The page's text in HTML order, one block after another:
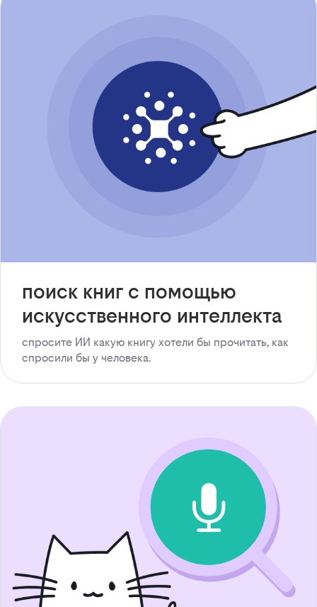
поиск книг с помощью
искусственного интеллекта
спросите ИИ какую книгу хотели бы прочитать, как
спросили бы у человека.